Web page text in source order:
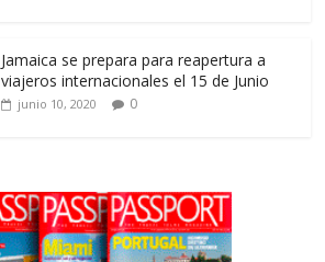
Jamaica se prepara para reapertura a
viajeros internacionales el 15 de Junio
junio 10, 2020 0